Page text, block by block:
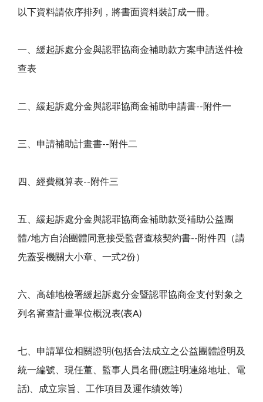
以下資料請依序排列，將書面資料裝訂成一冊。
一、緩起訴處分金與認罪協商金補助款方案申請送件檢
查表
二、緩起訴處分金與認罪協商金補助申請書--附件一
三、申請補助計畫書--附件二
四、經費概算表--附件三
五、緩起訴處分金與認罪協商金補助款受補助公益團
體/地方自治團體同意接受監督查核契約書--附件四（請
先蓋妥機關大小章、一式2份）
六、高雄地檢署緩起訴處分金暨認罪協商金支付對象之
列名審查計畫單位概況表(表A)
七、申請單位相關證明(包括合法成立之公益團體證明及
統一編號、現任董、監事人員名冊(應註明連絡地址、電
話)、成立宗旨、工作項目及運作績效等)